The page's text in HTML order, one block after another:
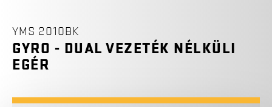
YMS 2010BK
GYRO - DUAL VEZETÉK NÉLKÜLI
EGÉR